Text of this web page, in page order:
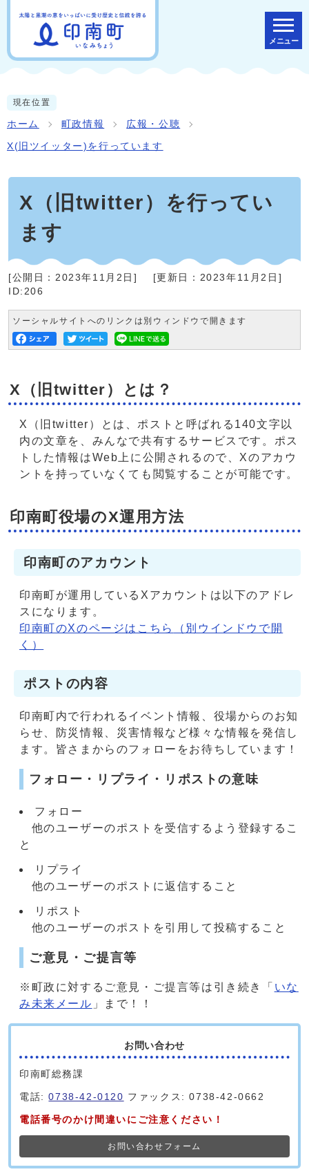
メニュー
現在位置
ホーム 町政情報 広報・公聴
X(旧ツイッター)を行っています
X（旧twitter）を行ってい
ます
[公開日： 2023年11月2日 ] [更新日： 2023年11月2日 ]
ID:206
ソーシャルサイトへのリンクは別ウィンドウで開きます
X（旧twitter）とは？
X（旧twitter）とは、ポストと呼ばれる140文字以
内の文章を、みんなで共有するサービスです。ポス
トした情報はWeb上に公開されるので、Xのアカウ
ントを持っていなくても閲覧することが可能です。
印南町役場のX運用方法
印南町のアカウント
印南町が運用しているXアカウントは以下のアドレ
スになります。
印南町のXのページはこちら
（別ウインドウで開
く）
ポストの内容
印南町内で行われるイベント情報、役場からのお知
らせ、防災情報、災害情報など様々な情報を発信し
ます。皆さまからのフォローをお待ちしています！
フォロー・リプライ・リポストの意味
フォロー
他のユーザーのポストを受信するよう登録するこ
と
リプライ
他のユーザーのポストに返信すること
リポスト
他のユーザーのポストを引用して投稿すること
ご意見・ご提言等
※町政に対するご意見・ご提言等は引き続き「 いな
み未来メール 」まで！！
お問い合わせ
印南町総務課
電話:0738-42-0120 ファックス: 0738-42-0662
電話番号のかけ間違いにご注意ください！
お問い合わせフォーム